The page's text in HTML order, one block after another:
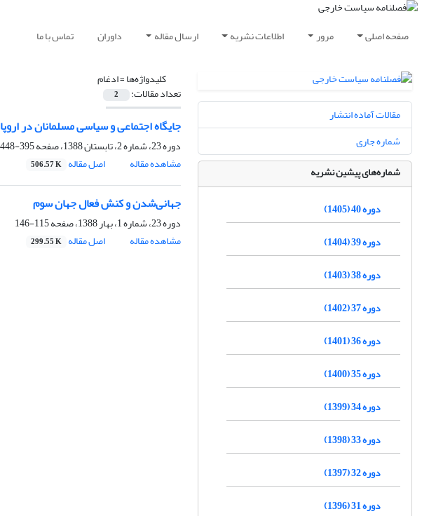
صفحه اصلی مرور اطلاعات نشریه ارسال مقاله داوران تماس با ما
کلیدواژه‌ها =ادغام
تعداد مقالات: 2
جایگاه اجتماعی و سیاسی مسلمانان در اروپا ‏
دوره 23، شماره 2، تابستان 1388، صفحه
395-448
مشاهده مقاله
اصل مقاله 506.57 K
جهانی‌شدن و کنش فعال‌ جهان سوم ‏
دوره 23، شماره 1، بهار 1388، صفحه
115-146
مشاهده مقاله
اصل مقاله 299.55 K
مقالات آماده انتشار
شماره جاری
شماره‌های پیشین نشریه
دوره 40 (1405)
دوره 39 (1404)
دوره 38 (1403)
دوره 37 (1402)
دوره 36 (1401)
دوره 35 (1400)
دوره 34 (1399)
دوره 33 (1398)
دوره 32 (1397)
دوره 31 (1396)